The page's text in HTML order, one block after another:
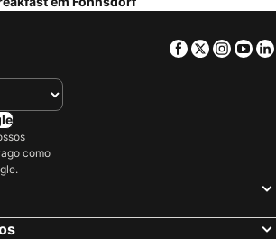
Selzthal, bed and breakfasts
breakfasts
breakfasts
Landl, bed and breakfasts
breakfasts
Facebook
Twitter
como